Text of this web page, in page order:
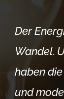
Der
Wandel.
haben
und